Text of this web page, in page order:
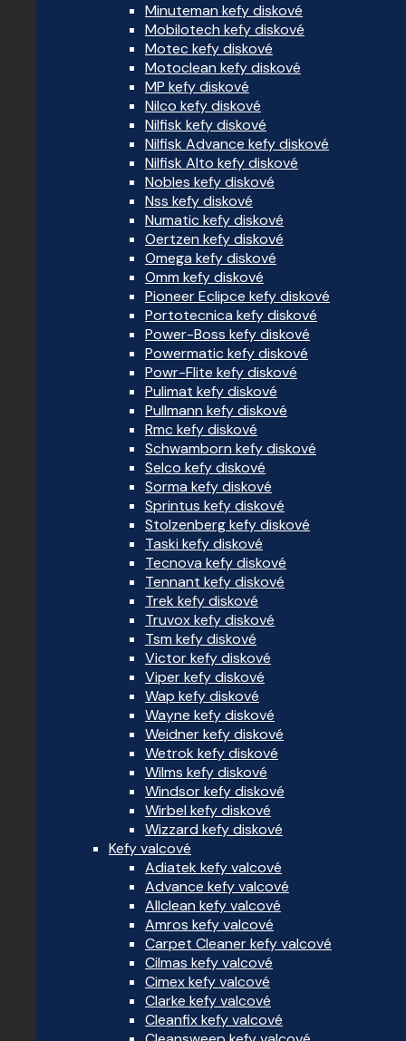
Minuteman kefy diskové
Mobilotech kefy diskové
Motec kefy diskové
Motoclean kefy diskové
MP kefy diskové
Nilco kefy diskové
Nilfisk kefy diskové
Nilfisk Advance kefy diskové
Nilfisk Alto kefy diskové
Nobles kefy diskové
Nss kefy diskové
Numatic kefy diskové
Oertzen kefy diskové
Omega kefy diskové
Omm kefy diskové
Pioneer Eclipce kefy diskové
Portotecnica kefy diskové
Power-Boss kefy diskové
Powermatic kefy diskové
Powr-Flite kefy diskové
Pulimat kefy diskové
Pullmann kefy diskové
Rmc kefy diskové
Schwamborn kefy diskové
Selco kefy diskové
Sorma kefy diskové
Sprintus kefy diskové
Stolzenberg kefy diskové
Taski kefy diskové
Tecnova kefy diskové
Tennant kefy diskové
Trek kefy diskové
Truvox kefy diskové
Tsm kefy diskové
Victor kefy diskové
Viper kefy diskové
Wap kefy diskové
Wayne kefy diskové
Weidner kefy diskové
Wetrok kefy diskové
Wilms kefy diskové
Windsor kefy diskové
Wirbel kefy diskové
Wizzard kefy diskové
Kefy valcové
Adiatek kefy valcové
Advance kefy valcové
Allclean kefy valcové
Amros kefy valcové
Carpet Cleaner kefy valcové
Cilmas kefy valcové
Cimex kefy valcové
Clarke kefy valcové
Cleanfix kefy valcové